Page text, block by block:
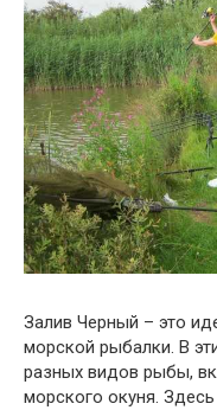
Залив Черный – это
морской рыбалки. В
разных видов рыбы,
морского окуня.